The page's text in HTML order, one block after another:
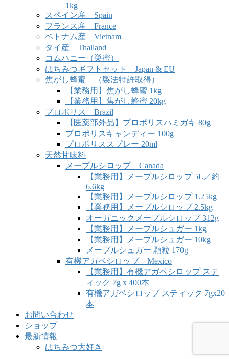
1kg
スペイン産 Spain
フランス産 France
ベトナム産 Vietnam
タイ産 Thailand
コムハニー（巣蜜）
はちみつギフトセット Japan & EU
焦がし蜂蜜 （製法特許取得）
【業務用】焦がし蜂蜜 1kg
【業務用】焦がし蜂蜜 20kg
プロポリス Brazil
【医薬部外品】プロポリスハミガキ 80g
プロポリスキャンディー 100g
プロポリススプレー 20ml
天然甘味料
メープルシロップ Canada
【業務用】メープルシロップ 5L／約
6.6kg
【業務用】メープルシロップ 1.25kg
【業務用】メープルシロップ 2.5kg
オーガニックメープルシロップ 312g
【業務用】メープルシュガー 1kg
【業務用】メープルシュガー 10kg
メープルシュガー 顆粒 170g
有機アガベシロップ Mexico
【業務用】有機アガベシロップ ステ
ィック 7g x 400本
有機アガベシロップ スティック 7gx20
本
お問い合わせ
ショップ
最新情報
はちみつ大好き